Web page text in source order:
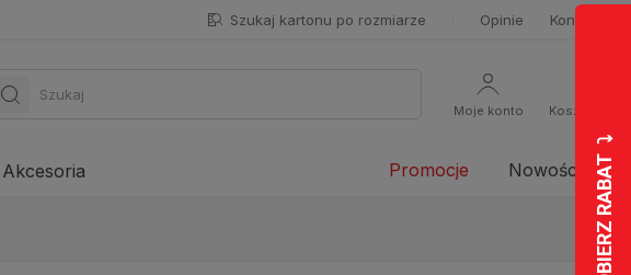
Szukaj kartonu po rozmiarze Opinie Kontakt
Moje konto Koszyk
Akcesoria Promocje Nowości